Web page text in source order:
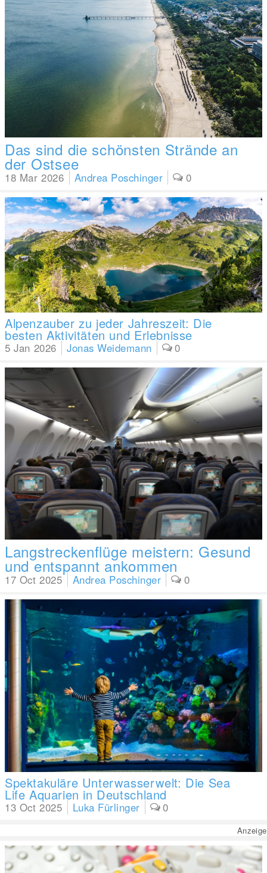
18 Mar 2026 Andrea Poschinger 0
Das sind die schönsten Strände an
der Ostsee
5 Jan 2026 Jonas Weidemann 0
Alpenzauber zu jeder Jahreszeit: Die
besten Aktivitäten und Erlebnisse
17 Oct 2025 Andrea Poschinger 0
Langstreckenflüge meistern: Gesund
und entspannt ankommen
13 Oct 2025 Luka Fürlinger 0
Spektakuläre Unterwasserwelt: Die Sea
Life Aquarien in Deutschland
Anzeige